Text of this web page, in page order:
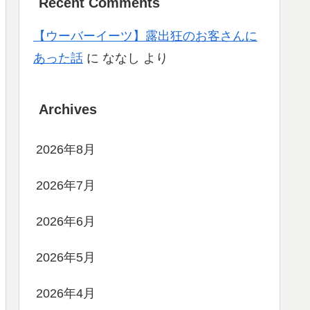
【ウーバーイーツ】露出狂のお客さんに
あった話 に ななし より
Archives
2026年8月
2026年7月
2026年6月
2026年5月
2026年4月